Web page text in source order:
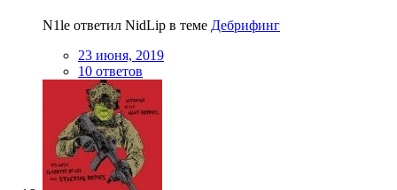
N1le ответил NidLip в теме Дебрифинг
23 июня, 2019
10 ответов